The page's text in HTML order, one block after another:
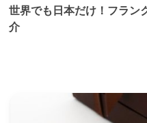
世界でも日本だけ！フラン
介